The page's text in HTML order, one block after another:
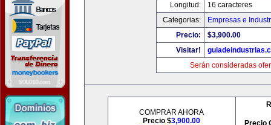
Longitud:
16 caracteres
Categorias:
Empresas e
Precio:
$3,900.00
Visitar!
Serán consideradas
COMPRAR AHORA
Precio $3,900.00
Precio